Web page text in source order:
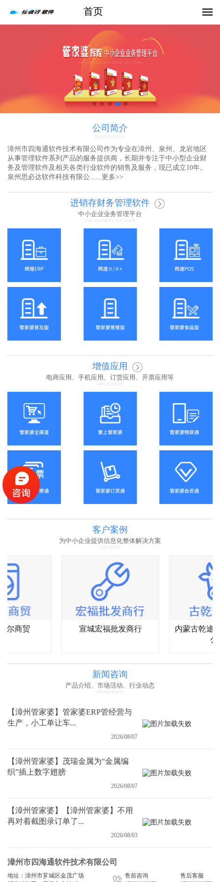
首页
公司简介
漳州市四海通软件技术有限公司作为专业在漳州、泉州、龙岩地区
从事管理软件系列产品的服务提供商，长期并专注于中小型企业财
务及管理软件及相关各类行业软件的销售及服务，现已成立10年。
泉州思必达软件科技有限公......更多>>
进销存财务管理软件
中小企业业务管理平台
MANAGEMENT PLATFORM
增值应用
电商应用、手机应用、订货应用、开票应用等
APPLICATION
客户案例
为中小企业提供信息化整体解决方案
SOLUTION
尔商贸 宣城宏福批发商行
内蒙古乾途
公
新闻咨询
产品介绍、市场活动、行业动态
INFORMATION
【漳州管家婆】管家婆ERP管经营与
生产，小工单让车...
2026/08/07
【漳州管家婆】茂瑞金属为“金属编
织”插上数字翅膀
2026/08/07
【漳州管家婆】【漳州管家婆】不用
再对着截图录订单了...
2026/08/03
漳州市四海通软件技术有限公司
地址：漳州市芗城区金茂广场
售前咨询
售后客服